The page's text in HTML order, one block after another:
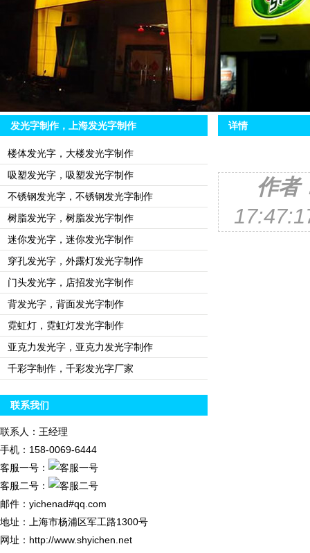
发光字制作，上海发光字制作
楼体发光字，大楼发光字制作
吸塑发光字，吸塑发光字制作
不锈钢发光字，不锈钢发光字制作
树脂发光字，树脂发光字制作
迷你发光字，迷你发光字制作
穿孔发光字，外露灯发光字制作
门头发光字，店招发光字制作
背发光字，背面发光字制作
霓虹灯，霓虹灯发光字制作
亚克力发光字，亚克力发光字制作
千彩字制作，千彩发光字厂家
联系我们
联系人：王经理
手机：158-0069-6444
客服一号：
客服二号：
邮件：yichenad#qq.com
地址：上海市杨浦区军工路1300号
网址：http://www.shyichen.net
详情
作者